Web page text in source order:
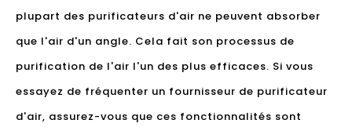
plupart des purificateurs d'air ne peuvent absorber
que l'air d'un angle. Cela fait son processus de
purification de l'air l'un des plus efficaces. Si vous
essayez de fréquenter un fournisseur de purificateur
d'air, assurez-vous que ces fonctionnalités sont